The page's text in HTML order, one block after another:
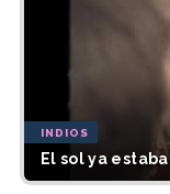
INDIOS
El sol ya